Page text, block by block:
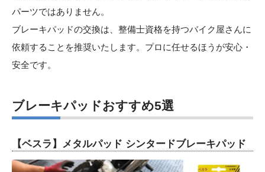
パーツではありません。
ブレーキパッドの交換は、整備士資格を持つバイク屋さんに
依頼することを推奨いたします。プロに任せるほうが安心・
安全です。
ブレーキパッドおすすめ5選
【ベスラ】メタルパッド シンタードブレーキパッド